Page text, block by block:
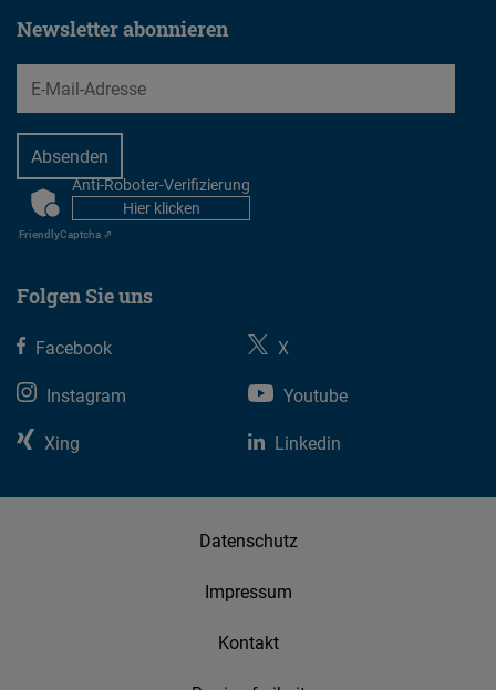
Newsletter abonnieren
EMail
CAPTCHAAnti-Roboter-Verifizierung
Hier klicken
FriendlyCaptcha ⇗
Folgen Sie uns
Facebook
X
Instagram
Youtube
Xing
Linkedin
Datenschutz
Impressum
Kontakt